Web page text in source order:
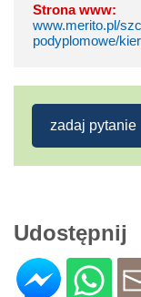
Strona www:
www.merito.pl/
podyplomowe/
zadaj pytanie
Udostępnij